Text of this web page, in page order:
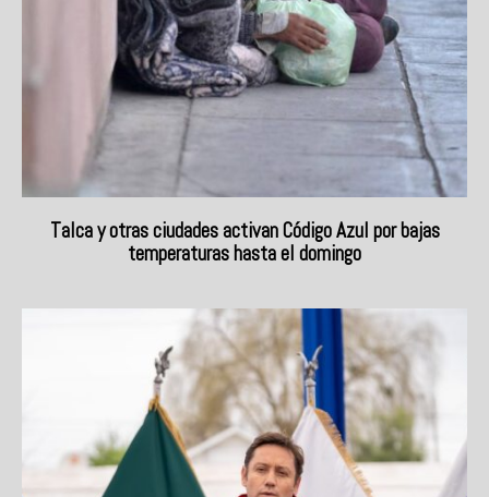
Talca y otras ciudades activan Código Azul por bajas
temperaturas hasta el domingo